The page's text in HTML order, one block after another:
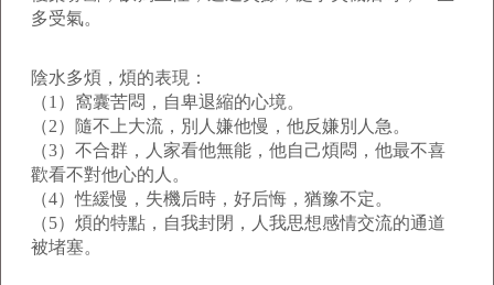
多受氣。
陰水多煩，煩的表現：
（1）窩囊苦悶，自卑退縮的心境。
（2）隨不上大流，別人嫌他慢，他反嫌別人急。
（3）不合群，人家看他無能，他自己煩悶，他最不喜
歡看不對他心的人。
（4）性緩慢，失機后時，好后悔，猶豫不定。
（5）煩的特點，自我封閉，人我思想感情交流的通道
被堵塞。